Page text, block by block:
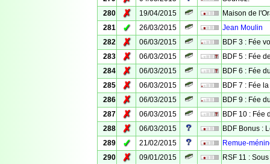
280
✗ 19/04/2015
Maison de
281
✓ 26/03/2015
Jean Moulin
282
✗ 06/03/2015
BDF 3 : Fée
283
✗ 06/03/2015
BDF 5 : Fée
284
✗ 06/03/2015
BDF 6 : Fée
285
✗ 06/03/2015
BDF 7 : Fée
286
✗ 06/03/2015
BDF 9 : Fée
287
✗ 06/03/2015
BDF 10 : Fée
288
✗ 06/03/2015
BDF Bonus :
289
✓ 21/02/2015
Remue-
290
✗ 09/01/2015
RSF 11 :